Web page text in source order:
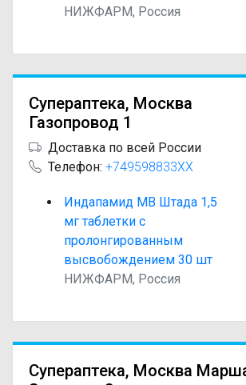
НИЖФАРМ, Россия
Супераптека, Москва
Газопровод 1
Доставка по всей России
Телефон: +749598833XX
Индапамид МВ Штада 1,5
мг таблетки с
пролонгированным
высвобождением 30 шт
НИЖФАРМ, Россия
Супераптека, Москва